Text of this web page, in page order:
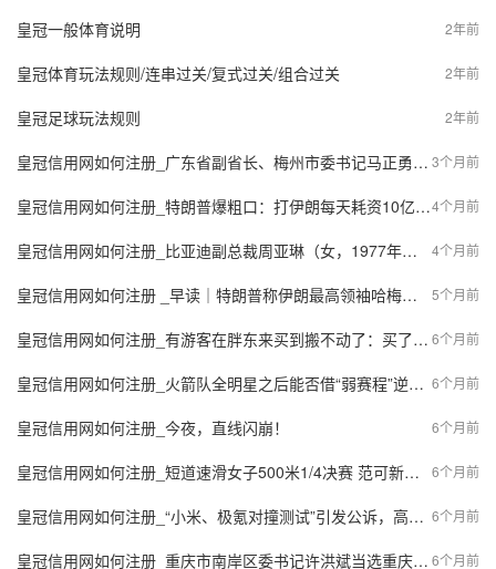
2年前
皇冠一般体育说明
2年前
皇冠体育玩法规则/连串过关/复式过关/组合过关
2年前
皇冠足球玩法规则
3个月前
皇冠信用网如何注册_广东省副省长、梅州市委书记马正勇调任四川省政府党组成员
4个月前
皇冠信用网如何注册_特朗普爆粗口：打伊朗每天耗资10亿，美军“最大麻烦”还是来了
4个月前
皇冠信用网如何注册_比亚迪副总裁周亚琳（女，1977年生），年薪1013.5万，打破“天花板”
5个月前
皇冠信用网如何注册 _早读｜特朗普称伊朗最高领袖哈梅内伊“已死”；伊朗宣布关闭霍尔木兹海峡
6个月前
皇冠信用网如何注册_有游客在胖东来买到搬不动了：买了5000多元的年货，还花了500多元的快递费
6个月前
皇冠信用网如何注册_火箭队全明星之后能否借“弱赛程”逆袭？赛季走向与关键变量解析
6个月前
皇冠信用网如何注册_今夜，直线闪崩！
6个月前
皇冠信用网如何注册_短道速滑女子500米1/4决赛 范可新晋级2将犯规被淘汰
6个月前
皇冠信用网如何注册_“小米、极氪对撞测试”引发公诉，高若翔涉嫌损害商品声誉案今日开庭审理
6个月前
皇冠信用网如何注册_重庆市南岸区委书记许洪斌当选重庆市人大常委会副主任